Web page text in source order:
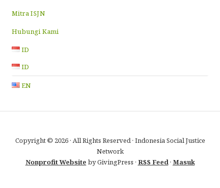
Mitra ISJN
Hubungi Kami
ID
ID
EN
Copyright © 2026 · All Rights Reserved · Indonesia Social Justice
Network
Nonprofit Website by GivingPress · RSS Feed· Masuk